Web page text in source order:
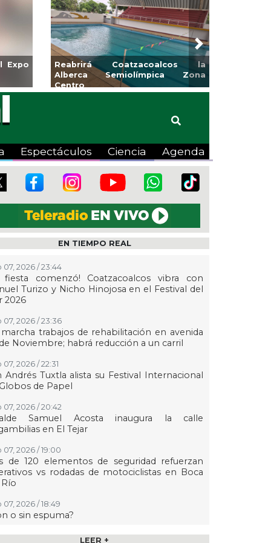
la
Emprendedores de Xalapa
exponen en Mercadito
Bicentenario
Next
Espectáculos Ciencia Agenda
EN TIEMPO REAL
07, 2026 / 23:44
fiesta comenzó! Coatzacoalcos vibra con
Turizo y Nicho Hinojosa en el Festival del
2026
07, 2026 / 23:36
trabajos de rehabilitación en avenida
Noviembre; habrá reducción a un carril
2026 / 22:31
Andrés Tuxtla alista su Festival Internacional
de Papel
07, 2026 / 20:42
Samuel Acosta inaugura la calle
en El Tejar
07, 2026 / 19:00
de 120 elementos de seguridad refuerzan
vs rodadas de motociclistas en Boca
07, 2026 / 18:49
o sin espuma?
07, 2026 / 18:20 LEER +